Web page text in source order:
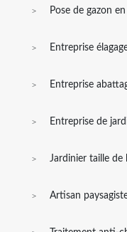
Pose de gazon
Entreprise
Entreprise
Entreprise de
Jardinier taille
Artisan